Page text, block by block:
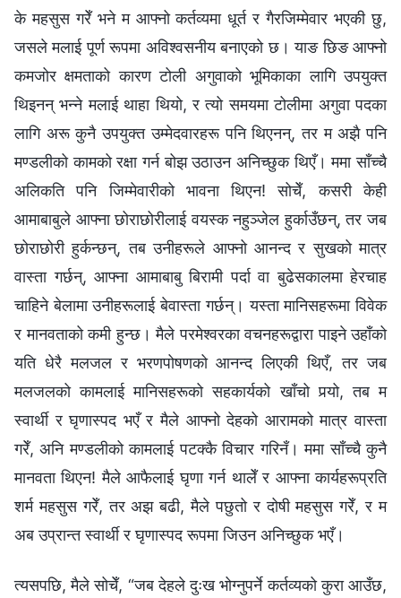
के महसुस गरेँ भने म आफ्नो कर्तव्यमा धूर्त र गैरजिम्मेवार भएकी छु,
जसले मलाई पूर्ण रूपमा अविश्वसनीय बनाएको छ। याङ छिङ आफ्नो
कमजोर क्षमताको कारण टोली अगुवाको भूमिकाका लागि उपयुक्त
थिइनन् भन्‍ने मलाई थाहा थियो, र त्यो समयमा टोलीमा अगुवा पदका
लागि अरू कुनै उपयुक्त उम्मेदवारहरू पनि थिएनन्, तर म अझै पनि
मण्डलीको कामको रक्षा गर्न बोझ उठाउन अनिच्छुक थिएँ। ममा साँच्चै
अलिकति पनि जिम्मेवारीको भावना थिएन! सोचेँ, कसरी केही
आमाबाबुले आफ्ना छोराछोरीलाई वयस्क नहुञ्जेल हुर्काउँछन्, तर जब
छोराछोरी हुर्कन्छन्, तब उनीहरूले आफ्नो आनन्द र सुखको मात्र
वास्ता गर्छन्, आफ्ना आमाबाबु बिरामी पर्दा वा बुढेसकालमा हेरचाह
चाहिने बेलामा उनीहरूलाई बेवास्ता गर्छन्। यस्ता मानिसहरूमा विवेक
र मानवताको कमी हुन्छ। मैले परमेश्‍वरका वचनहरूद्वारा पाइने उहाँको
यति धेरै मलजल र भरणपोषणको आनन्द लिएकी थिएँ, तर जब
मलजलको कामलाई मानिसहरूको सहकार्यको खाँचो पर्‍यो, तब म
स्वार्थी र घृणास्पद भएँ र मैले आफ्नो देहको आरामको मात्र वास्ता
गरेँ, अनि मण्डलीको कामलाई पटक्कै विचार गरिनँ। ममा साँच्चै कुनै
मानवता थिएन! मैले आफैलाई घृणा गर्न थालेँ र आफ्ना कार्यहरूप्रति
शर्म महसुस गरेँ, तर अझ बढी, मैले पछुतो र दोषी महसुस गरेँ, र म
अब उप्रान्त स्वार्थी र घृणास्पद रूपमा जिउन अनिच्छुक भएँ।
त्यसपछि, मैले सोचेँ, “जब देहले दुःख भोग्नुपर्ने कर्तव्यको कुरा आउँछ,